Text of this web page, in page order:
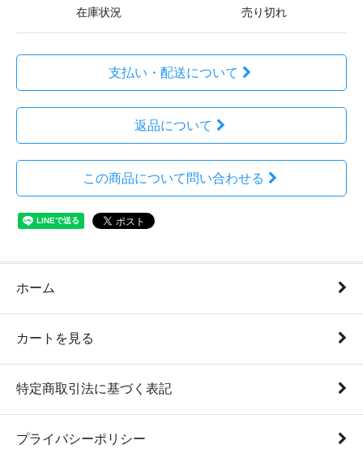
在庫状況 売り切れ
支払い・配送について
返品について
この商品について問い合わせる
ホーム
カートを見る
特定商取引法に基づく表記
プライバシーポリシー